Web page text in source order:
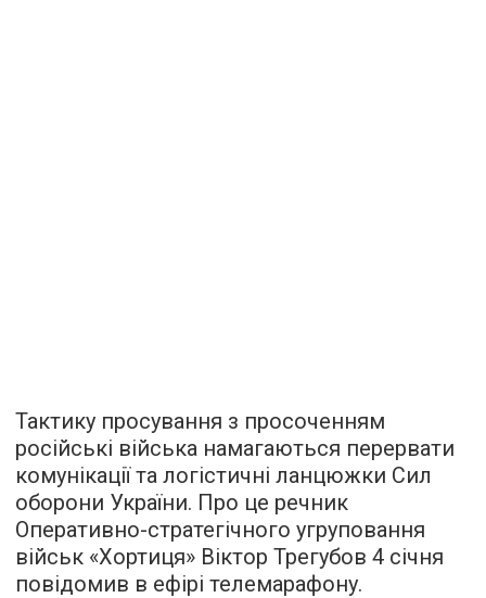
Тактику просування з просоченням
російські війська намагаються перервати
комунікації та логістичні ланцюжки Сил
оборони України. Про це речник
Оперативно-стратегічного угруповання
військ «Хортиця» Віктор Трегубов 4 січня
повідомив в ефірі телемарафону.